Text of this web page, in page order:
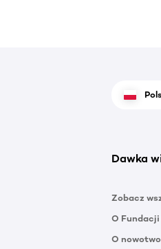
Dawka
Zobacz
O Fundacji
O